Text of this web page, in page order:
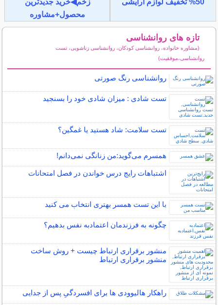
50% تخفیف لوازم آرایشی
زخم◀خرید جدیدترین
محصول+مشاوره
تازه های روانشناسی
(مشاوره خانواده، روانشناسی کودکان، روانشناسی زناشویی، تست
روانشناسی،موفقیت)
روانشناسی رنگ صورتی
تست شادی : میزان شادی خود را بسنجید
تست سلامت: شاد هستيد يا غمگين؟
همسرم می‌گوید:من زنانگی نمی‌دانم!
اشتباهات رایج درس خواندن در فصل امتحانات
با این تست همسر بهتری انتخاب می کنید
چگونه به فرزندمان اعتمادبه نفس بدهیم؟
منشور برقراری ارتباط چیست + روش ساخت
منشور برقراری ارتباط
راهکار هالیوودی ها برای افسردگیِ پس از جدایی